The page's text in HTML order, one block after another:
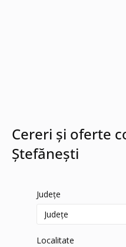
Cereri și oferte
Ștefănești
Județe
Localitate